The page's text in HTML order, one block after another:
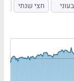
חצי שנתי